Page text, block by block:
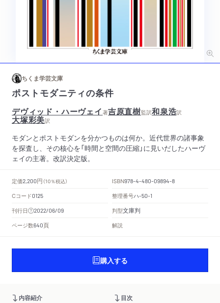
ちくま学芸文庫
ポストモダニティの条件
デヴィッド・ハーヴェイ著吉原直樹監訳和泉浩訳
大塚彩美訳
モダンとポストモダンを分かつものは何か。近代世界の諸事象
を探査し、その核心を「時間と空間の圧縮」に見いだしたハーヴ
ェイの主著。改訳決定版。
定価2,200円 （10％税込） ISBN978-4-480-09894-8
Cコード0125 整理番号ハ-50-1
刊行日 2022/06/09 判型文庫判
ページ数640頁 解説
購入する
内容紹介 目次